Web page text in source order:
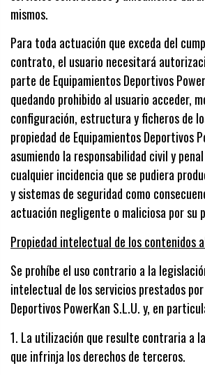
mismos.
Para toda actuación que exceda del
contrato, el usuario necesitará
parte de Equipamientos Deportivos
quedando prohibido al usuario acceder,
configuración, estructura y ficheros de
propiedad de Equipamientos Deportivos
asumiendo la responsabilidad civil y
cualquier incidencia que se pudiera
y sistemas de seguridad como
actuación negligente o maliciosa por su
Propiedad intelectual de los contenidos
Se prohíbe el uso contrario a la
intelectual de los servicios prestados
Deportivos PowerKan S.L.U. y, en
1. La utilización que resulte contraria a
que infrinja los derechos de terceros.